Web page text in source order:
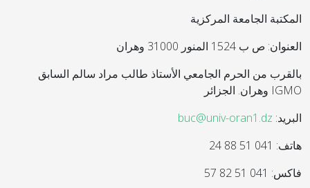
المكتبة الجامعة المركزية
العنوان: ص ب 1524 المنور 31000 وهران
بالقرب من الحرم الجامعي الأستاذ طالب مراد سالم السابق
IGMO وهران. الجزائر
البريد: buc@univ-oran1.dz
هاتف: 041 51 88 24
فاكس: 041 51 82 57